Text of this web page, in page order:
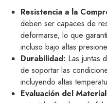
Resistencia a la
deben ser capaces de
deformarse, lo que
incluso bajo altas
Durabilidad: Las juntas
de soportar las
incluyendo altas
Evaluación del